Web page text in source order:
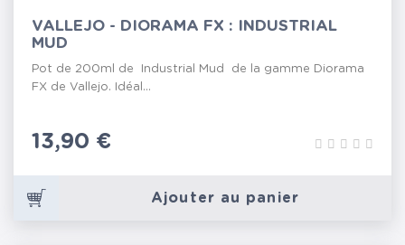
VALLEJO - DIORAMA FX : INDUSTRIAL
MUD
Pot de 200ml de Industrial Mud de la gamme Diorama
FX de Vallejo. Idéal...
Prix
13,90 €
Ajouter au panier